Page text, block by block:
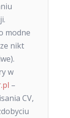
modne
nikt
w
–
CV,